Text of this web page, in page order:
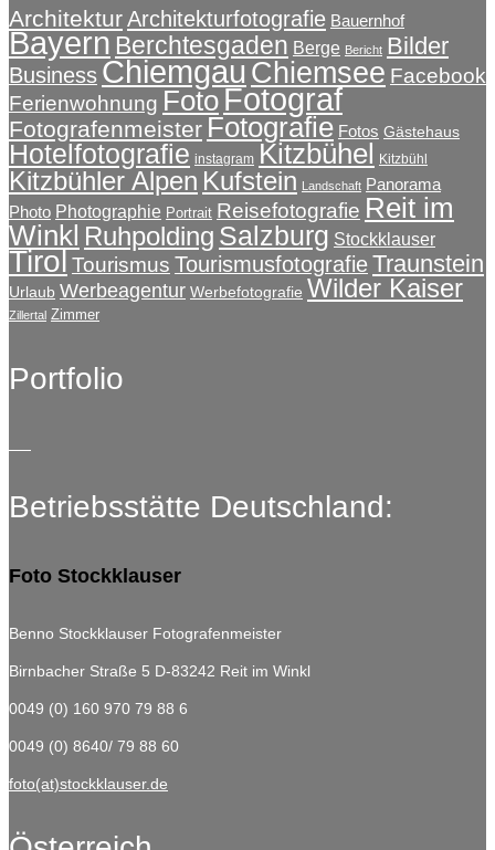
auf
der
Produktseite
gewählt
werden
ArchitekturArchitekturfotografie Bauernhof
Bayern Berchtesgaden Berge Bericht Bilder
BusinessChiemgauChiemsee Facebook
Ferienwohnung FotoFotograf
Fotografenmeister Fotografie Fotos Gästehaus
Hotelfotografie instagram Kitzbühel Kitzbühl
Kitzbühler Alpen Kufstein Landschaft Panorama
Photo Photographie Portrait Reisefotografie Reit im
Winkl Ruhpolding Salzburg Stockklauser
TirolTourismus TourismusfotografieTraunstein
Urlaub Werbeagentur Werbefotografie Wilder Kaiser
Zillertal Zimmer
Portfolio
Betriebsstätte Deutschland:
Foto Stockklauser
Benno Stockklauser Fotografenmeister
Birnbacher Straße 5 D-83242 Reit im Winkl
0049 (0) 160 970 79 88 6
0049 (0) 8640/ 79 88 60
foto(at)stockklauser.de